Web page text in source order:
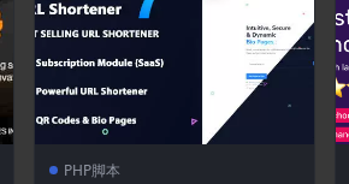
PHP脚本